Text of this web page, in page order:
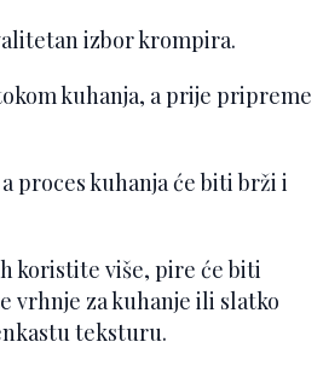
izbor krompira.
kuhanja, a prije pripreme
proces kuhanja će biti brži i
koristite više, pire će biti
vrhnje za kuhanje ili slatko
teksturu.